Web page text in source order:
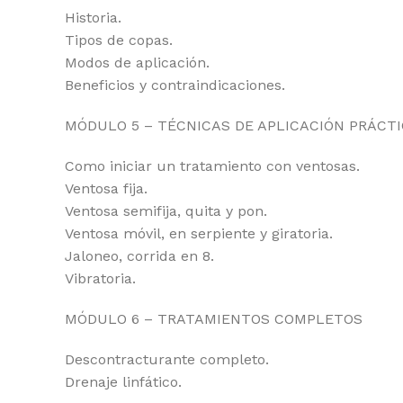
Historia.
Tipos de copas.
Modos de aplicación.
Beneficios y contraindicaciones.
MÓDULO 5 – TÉCNICAS DE APLICACIÓN
Como iniciar un tratamiento con ventosas.
Ventosa fija.
Ventosa semifija, quita y pon.
Ventosa móvil, en serpiente y giratoria.
Jaloneo, corrida en 8.
Vibratoria.
MÓDULO 6 – TRATAMIENTOS COMPLETOS
Descontracturante completo.
Drenaje linfático.